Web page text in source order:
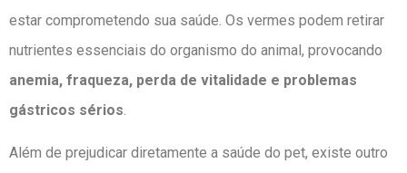
estar comprometendo sua saúde. Os vermes podem retirar
nutrientes essenciais do organismo do animal, provocando
anemia, fraqueza, perda de vitalidade e problemas
gástricos sérios
Além de prejudicar diretamente a saúde do pet, existe outro